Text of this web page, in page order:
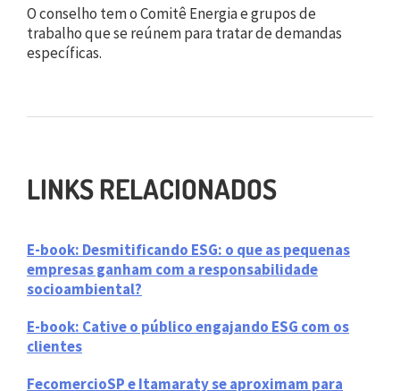
O conselho tem o Comitê Energia e grupos de
trabalho que se reúnem para tratar de demandas
específicas.
LINKS RELACIONADOS
E-book: Desmitificando ESG: o que as pequenas
empresas ganham com a responsabilidade
socioambiental?
E-book: Cative o público engajando ESG com os
clientes
FecomercioSP e Itamaraty se aproximam para